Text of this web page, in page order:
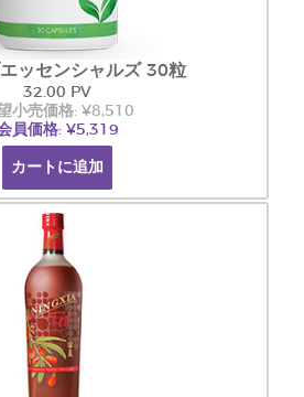
ッセンシャルズ 30粒
32.00 PV
小売価格: ¥8,510
員価格: ¥5,319
カートに追加